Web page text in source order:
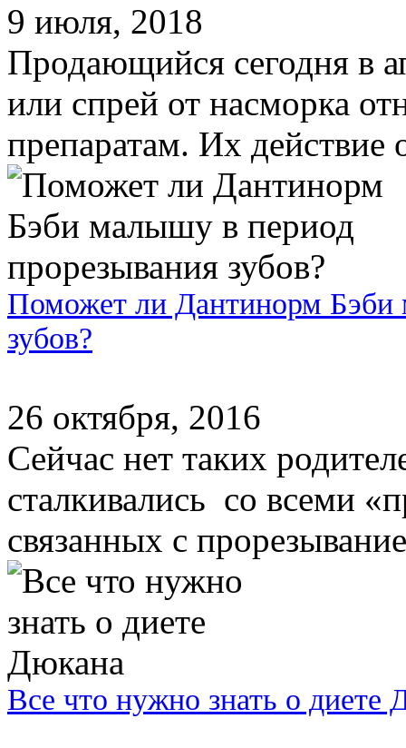
9 июля, 2018
Продающийся сегодня в
или спрей от насморка
препаратам. Их действие
Поможет ли Дантинорм Бэби
зубов?
26 октября, 2016
Сейчас нет таких
сталкивались со всеми
связанных с
Все что нужно знать о диете